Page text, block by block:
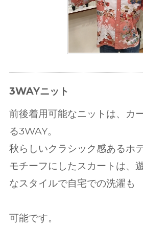
3WAYニット
前後着用可能なニットは、カ
る3WAY。
秋らしいクラシック感あるホ
モチーフにしたスカートは、
なスタイルで自宅での洗濯も
可能です。